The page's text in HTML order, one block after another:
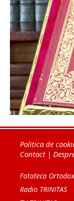
Politica de
Contact|
Fototeca
Radio TRINITAS